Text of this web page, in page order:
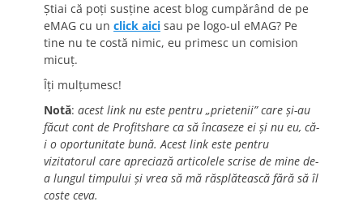
Știai că poți susține acest blog cumpărând de pe
eMAG cu un click aici sau pe logo-ul eMAG? Pe
tine nu te costă nimic, eu primesc un comision
micuț.
Îți mulțumesc!
Notă: acest link nu este pentru „prietenii” care și-au
făcut cont de Profitshare ca să încaseze ei și nu eu, că-
i o oportunitate bună. Acest link este pentru
vizitatorul care apreciază articolele scrise de mine de-
a lungul timpului și vrea să mă răsplătească fără să îl
coste ceva.